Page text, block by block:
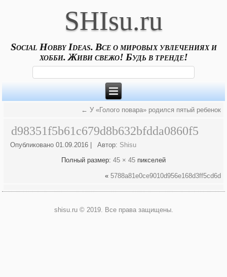
SHIsu.ru
Social Hobby Ideas. Все о мировых увлечениях и
хобби. Живи свежо! Будь в тренде!
← У «Голого повара» родился пятый ребенок
d98351f5b61c679d8b632bfdda0860f5
Опубликовано 01.09.2016 Автор: Shisu
Полный размер: 45 × 45 пикселей
« 5788a81e0ce9010d956e168d3ff5cd6d
shisu.ru © 2019. Все права защищены.